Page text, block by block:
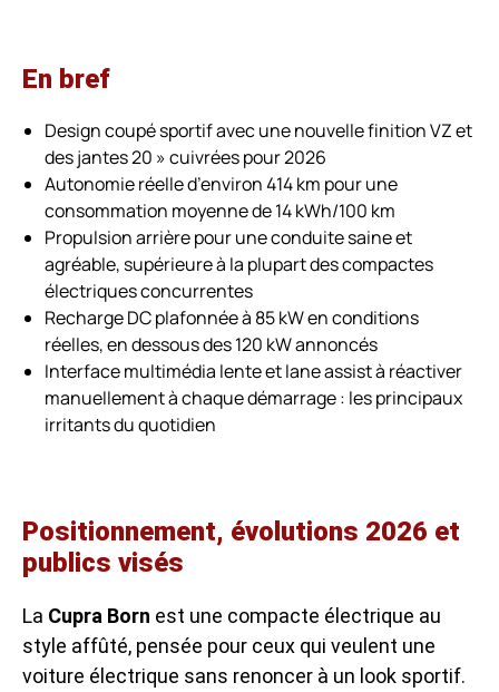
En bref
Design coupé sportif avec une nouvelle finition VZ et
des jantes 20 » cuivrées pour 2026
Autonomie réelle d’environ 414 km pour une
consommation moyenne de 14 kWh/100 km
Propulsion arrière pour une conduite saine et
agréable, supérieure à la plupart des compactes
électriques concurrentes
Recharge DC plafonnée à 85 kW en conditions
réelles, en dessous des 120 kW annoncés
Interface multimédia lente et lane assist à réactiver
manuellement à chaque démarrage : les principaux
irritants du quotidien
Positionnement, évolutions 2026 et
publics visés
La Cupra Born est une compacte électrique au
style affûté, pensée pour ceux qui veulent une
voiture électrique sans renoncer à un look sportif.